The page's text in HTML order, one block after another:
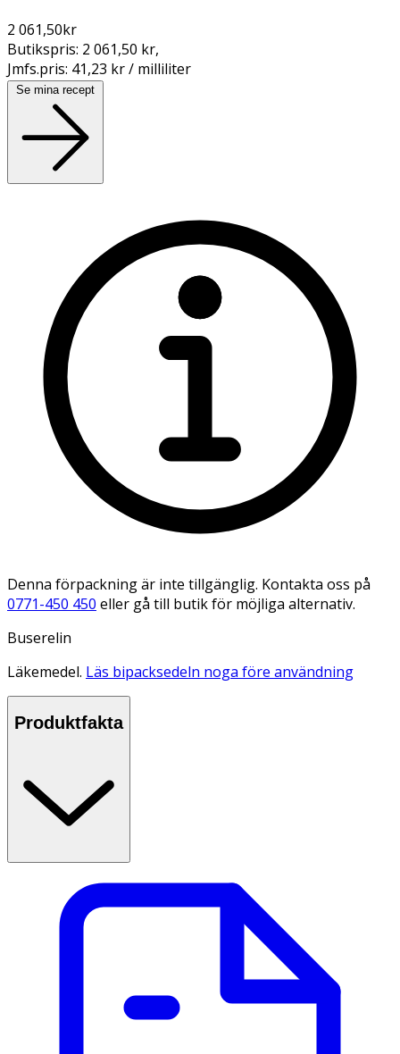
2 061,50kr
Butikspris: 2 061,50 kr,
Jmfs.pris: 41,23 kr / milliliter
Se mina recept
Denna förpackning är inte tillgänglig. Kontakta oss på
0771-450 450 eller gå till butik för möjliga alternativ.
Buserelin
Läkemedel. Läs bipacksedeln noga före användning
Produktfakta